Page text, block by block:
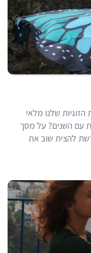
שלנו מלאי
עם השנים? על מסך
להצית שוב את